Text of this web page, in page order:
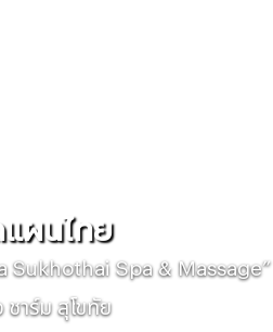
ผนไทย
Sukhothai Spa & Massage”
าร์ม สุโขทัย